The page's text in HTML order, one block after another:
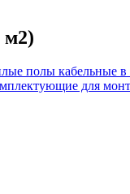
м2)
полы кабельные в
для